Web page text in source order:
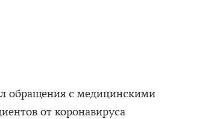
обращения с медицинскими
от коронавируса